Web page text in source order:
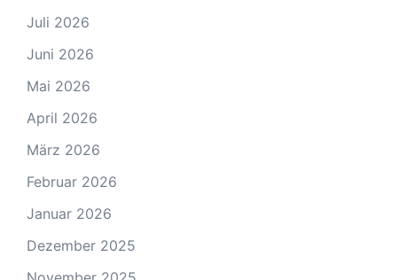
Juli 2026
Juni 2026
Mai 2026
April 2026
März 2026
Februar 2026
Januar 2026
Dezember 2025